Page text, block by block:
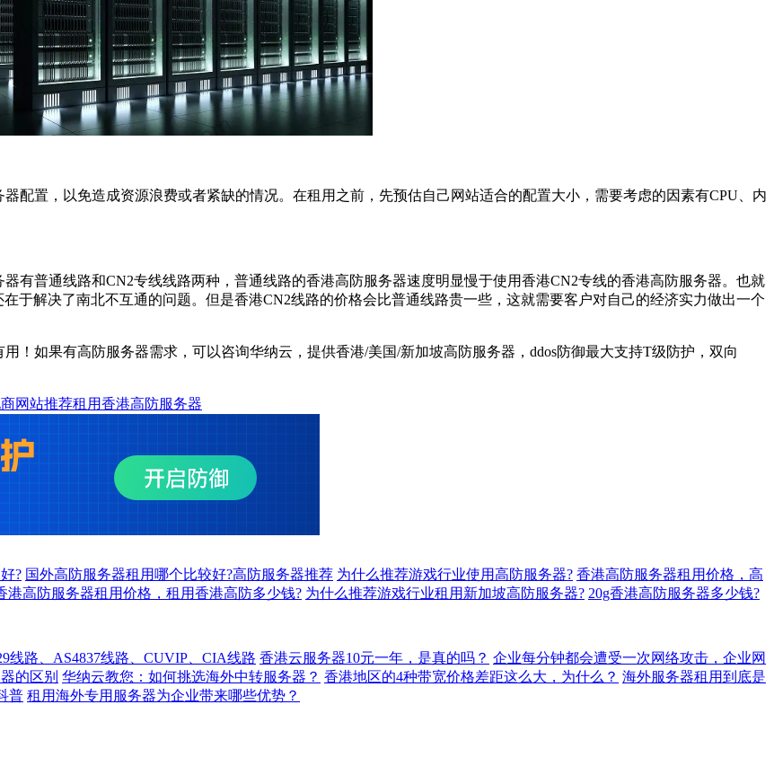
置，以免造成资源浪费或者紧缺的情况。在租用之前，先预估自己网站适合的配置大小，需要考虑的因素有CPU、内
普通线路和CN2专线线路两种，普通线路的香港高防服务器速度明显慢于使用香港CN2专线的香港高防服务器。也就
于解决了南北不互通的问题。但是香港CN2线路的价格会比普通线路贵一些，这就需要客户对自己的经济实力做出一个
如果有高防服务器需求，可以咨询华纳云，提供香港/美国/新加坡高防服务器，ddos防御最大支持T级防护，双向
网站推荐租用香港高防服务器
? 国外高防服务器租用哪个比较好?高防服务器推荐 为什么推荐游戏行业使用高防服务器? 香港高防服务器租用价格，高
港高防服务器租用价格，租用香港高防多少钱? 为什么推荐游戏行业租用新加坡高防服务器? 20g香港高防服务器多少钱?
线路、AS4837线路、CUVIP、CIA线路 香港云服务器10元一年，是真的吗？ 企业每分钟都会遭受一次网络攻击，企业网
的区别 华纳云教您：如何挑选海外中转服务器？ 香港地区的4种带宽价格差距这么大，为什么？ 海外服务器租用到底是
普 租用海外专用服务器为企业带来哪些优势？